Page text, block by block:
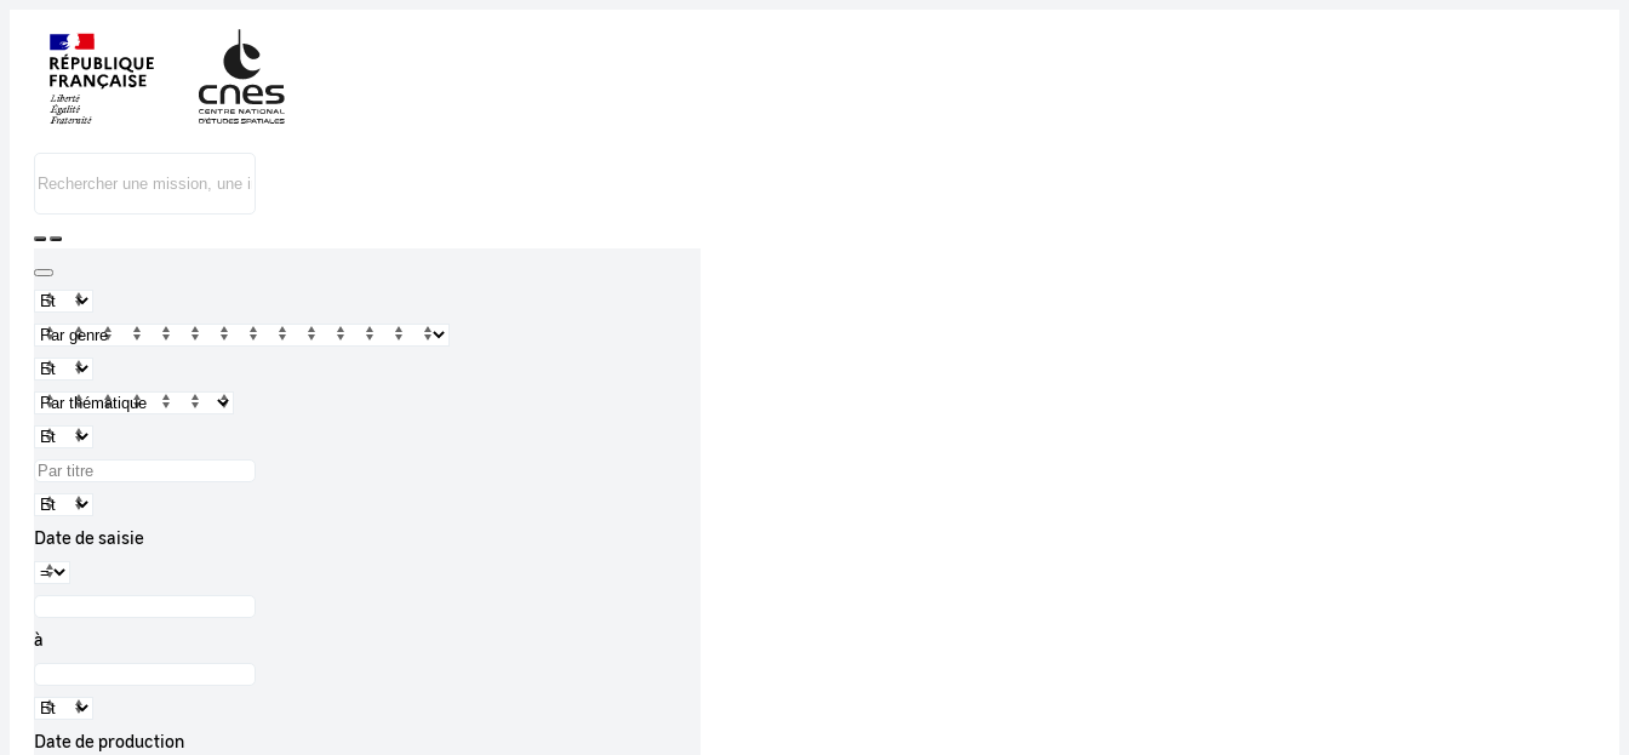
Date de saisie
à
Date de production